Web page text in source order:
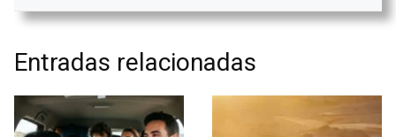
Entradas relacionadas